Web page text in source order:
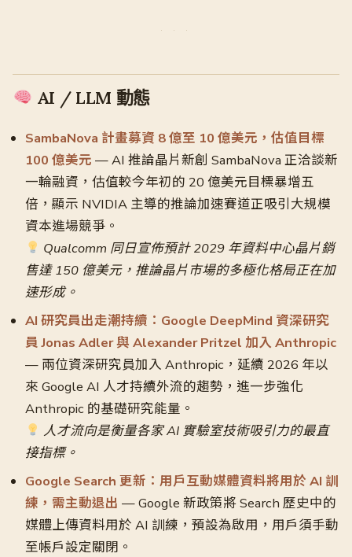
AI / LLM 動態
SambaNova 計畫募資 8 億至 10 億美元，估值目標
100 億美元 — AI 推論晶片新創 SambaNova 正洽談新
一輪融資，估值較今年初的 20 億美元目標暴增五
倍，顯示 NVIDIA 主導的推論加速賽道正吸引大規模
資本進場競爭。
Qualcomm 同日宣佈預計 2029 年資料中心晶片銷
售達 150 億美元，推論晶片市場的多極化格局正在加
速形成。
AI 研究員出走潮持續：Google DeepMind 資深研究
員 Jonas Adler 與 Alexander Pritzel 加入 Anthropic
— 兩位資深研究員加入 Anthropic，延續 2026 年以
來 Google AI 人才持續外流的趨勢，進一步強化
Anthropic 的基礎研究能量。
人才流向是衡量各家 AI 實驗室技術吸引力的最直
接指標。
Google Search 更新：用戶互動媒體資料將用於 AI 訓
練，需主動退出 — Google 新政策將 Search 歷史中的
媒體上傳資料用於 AI 訓練，預設為啟用，用戶須手動
至帳戶設定關閉。